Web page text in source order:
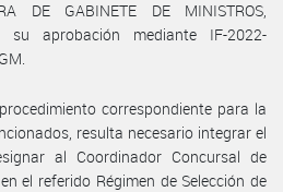
DE GABINETE DE MINISTROS,
aprobación mediante IF-2022-
correspondiente para la
resulta necesario integrar el
al Coordinador Concursal de
el referido Régimen de Selección de